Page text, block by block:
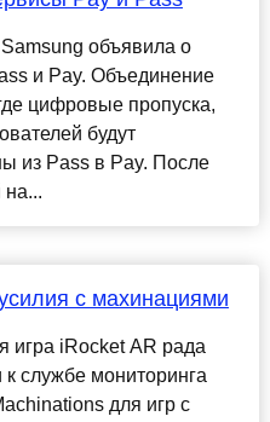
объявила о
и Pay. Объединение
цифровые пропуска,
будут
из Pass в Pay. После
на...
с махинациями
игра iRocket AR рада
службе мониторинга
для игр с